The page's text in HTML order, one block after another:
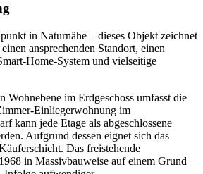
in Naturnähe – dieses Objekt zeichnet
ansprechenden Standort, einen
Home-System und vielseitige
Wohnebene im Erdgeschoss umfasst die
Einliegerwohnung im
kann jede Etage als abgeschlossene
Aufgrund dessen eignet sich das
Das freistehende
in Massivbauweise auf einem Grund